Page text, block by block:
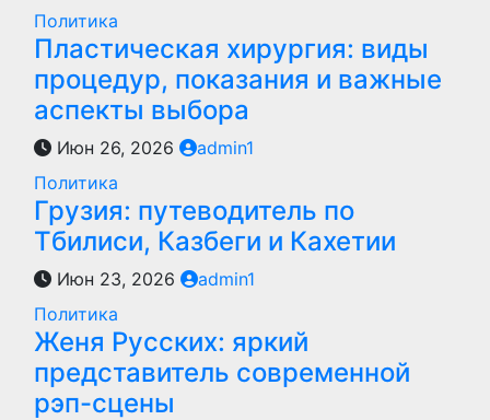
Политика
Пластическая хирургия: виды
процедур, показания и важные
аспекты выбора
Июн 26, 2026
admin1
Политика
Грузия: путеводитель по
Тбилиси, Казбеги и Кахетии
Июн 23, 2026
admin1
Политика
Женя Русских: яркий
представитель современной
рэп-сцены